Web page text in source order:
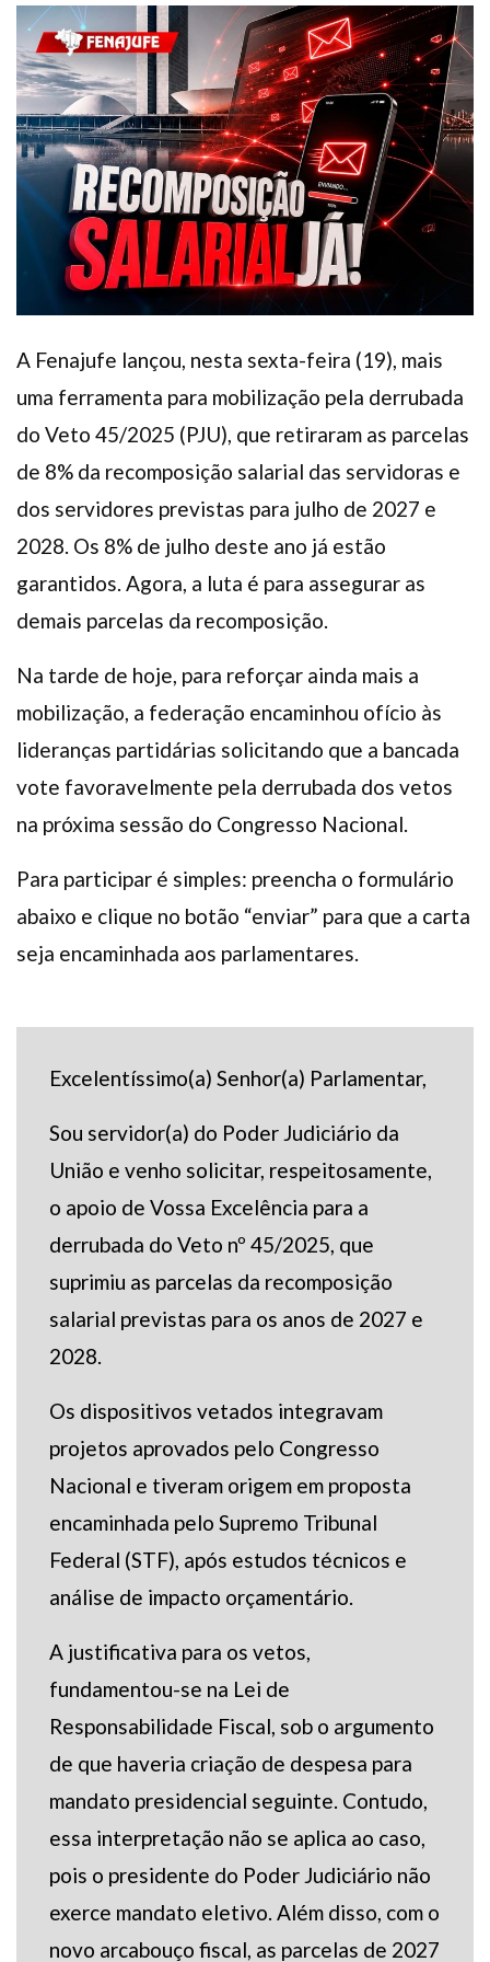
A Fenajufe lançou, nesta sexta-feira (19), mais
uma ferramenta para mobilização pela derrubada
do Veto 45/2025 (PJU), que retiraram as parcelas
de 8% da recomposição salarial das servidoras e
dos servidores previstas para julho de 2027 e
2028. Os 8% de julho deste ano já estão
garantidos. Agora, a luta é para assegurar as
demais parcelas da recomposição.
Na tarde de hoje, para reforçar ainda mais a
mobilização, a federação encaminhou ofício às
lideranças partidárias solicitando que a bancada
vote favoravelmente pela derrubada dos vetos
na próxima sessão do Congresso Nacional.
Para participar é simples: preencha o formulário
abaixo e clique no botão “enviar” para que a carta
seja encaminhada aos parlamentares.
Excelentíssimo(a) Senhor(a) Parlamentar,
Sou servidor(a) do Poder Judiciário da
União e venho solicitar, respeitosamente,
o apoio de Vossa Excelência para a
derrubada do Veto nº 45/2025, que
suprimiu as parcelas da recomposição
salarial previstas para os anos de 2027 e
2028.
Os dispositivos vetados integravam
projetos aprovados pelo Congresso
Nacional e tiveram origem em proposta
encaminhada pelo Supremo Tribunal
Federal (STF), após estudos técnicos e
análise de impacto orçamentário.
A justificativa para os vetos,
fundamentou-se na Lei de
Responsabilidade Fiscal, sob o argumento
de que haveria criação de despesa para
mandato presidencial seguinte. Contudo,
essa interpretação não se aplica ao caso,
pois o presidente do Poder Judiciário não
exerce mandato eletivo. Além disso, com o
novo arcabouço fiscal, as parcelas de 2027
Plano de Saúde
Assistência Funeral
Pós-graduação
FacebookInstagramTwitter YoutubeTikTok Whatsapp